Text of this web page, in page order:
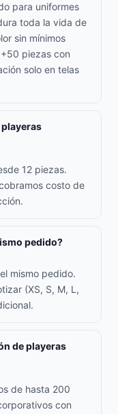
para uniformes
toda la vida de
sin mínimos
piezas con
solo en telas
playeras
12 piezas.
costo de
pedido?
mismo pedido.
(XS, S, M, L,
de playeras
de hasta 200
con